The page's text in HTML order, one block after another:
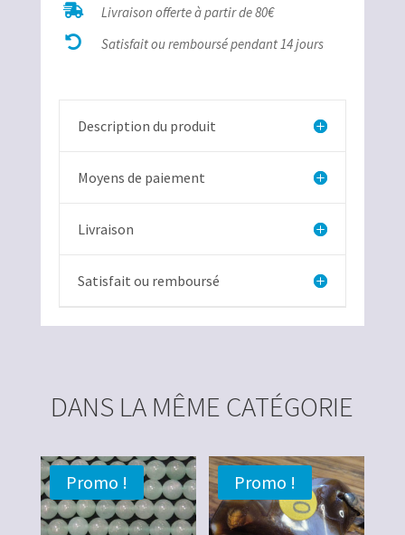
Bracelet
Calcédoine
 Livraison offerte à partir de 80€
 Satisfait ou remboursé pendant 14 jours
Description du produit
Moyens de paiement
Livraison
Satisfait ou remboursé
DANS LA MÊME CATÉGORIE
Promo ! Promo !